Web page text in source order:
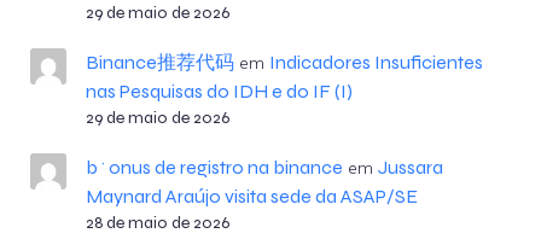
29 de maio de 2026
Binance推荐代码em Indicadores Insuficientes
nas Pesquisas do IDH e do IF (I)
29 de maio de 2026
b^onus de registro na binance em Jussara
Maynard Araújo visita sede da ASAP/SE
28 de maio de 2026